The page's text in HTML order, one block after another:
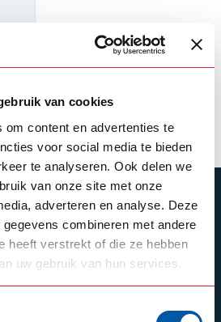
van cookies
om content en advertenties te
voor social media te bieden
te analyseren. Ook delen we
van onze site met onze
adverteren en analyse. Deze
combineren met andere
heeft verstrekt of die ze hebben
uw gebruik van hun services.
NEWSLETTER
our latest offers